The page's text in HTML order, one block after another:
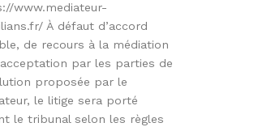
www.mediateur-
À défaut d’accord
de recours à la médiation
par les parties de
proposée par le
le litige sera porté
le tribunal selon les règles